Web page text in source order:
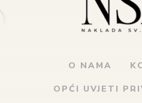
O NAMA
OPĆI UVJETI